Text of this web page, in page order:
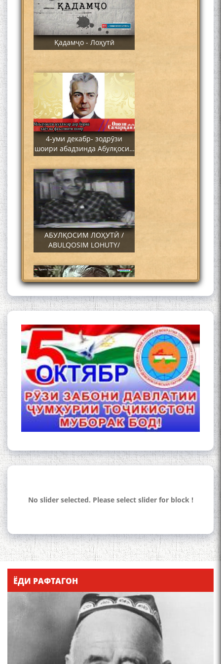
Қадамҷо - Лоҳутӣ
4-уми декабр- зодрӯзи
шоири абадзинда Абулқосим
Лоҳутӣ
АБУЛҚОСИМ ЛОҲУТӢ /
ABULQOSIM LOHUTY/
Что знают в Ташкенте о
Мирзо Турсунзаде, чьим
именем назвали станцию
метро?
Осорхонаи Мирзо
Тоҷикистон Мирзо
Турсунзода / Mirzo
Tursunzoda
ЧЕХРАХОИ АСЛИИ МИРЗО
ТУРСУНЗОДА
No slider selected. Please select slider for block !
ЁДИ РАФТАГОН